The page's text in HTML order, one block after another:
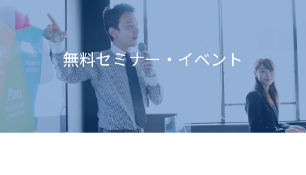
無料セミナー・イベント